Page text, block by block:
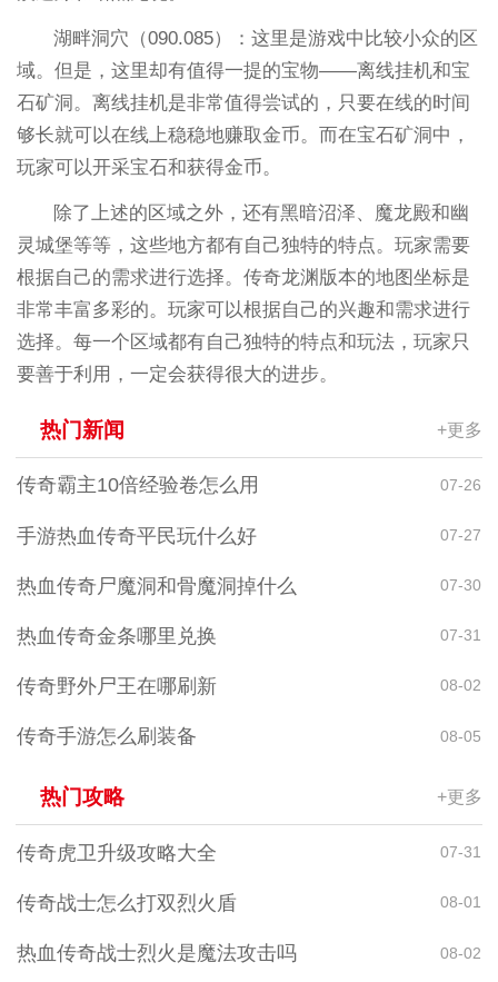
湖畔洞穴（090.085）：这里是游戏中比较小众的区
域。但是，这里却有值得一提的宝物——离线挂机和宝
石矿洞。离线挂机是非常值得尝试的，只要在线的时间
够长就可以在线上稳稳地赚取金币。而在宝石矿洞中，
玩家可以开采宝石和获得金币。
除了上述的区域之外，还有黑暗沼泽、魔龙殿和幽
灵城堡等等，这些地方都有自己独特的特点。玩家需要
根据自己的需求进行选择。传奇龙渊版本的地图坐标是
非常丰富多彩的。玩家可以根据自己的兴趣和需求进行
选择。每一个区域都有自己独特的特点和玩法，玩家只
要善于利用，一定会获得很大的进步。
热门新闻 +更多
传奇霸主10倍经验卷怎么用 07-26
手游热血传奇平民玩什么好 07-27
热血传奇尸魔洞和骨魔洞掉什么 07-30
热血传奇金条哪里兑换 07-31
传奇野外尸王在哪刷新 08-02
传奇手游怎么刷装备 08-05
热门攻略 +更多
传奇虎卫升级攻略大全 07-31
传奇战士怎么打双烈火盾 08-01
热血传奇战士烈火是魔法攻击吗 08-02